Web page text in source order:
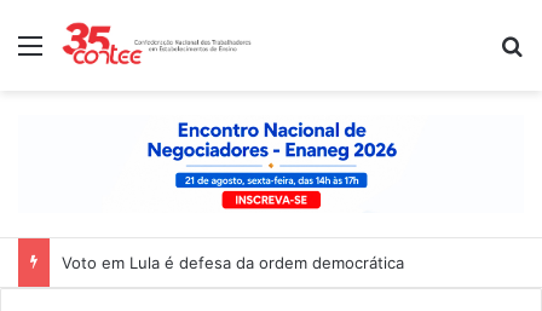
Menu
Voto em Lula é defesa da ordem democrática